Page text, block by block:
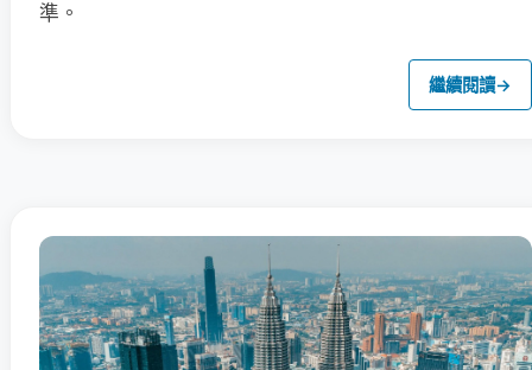
準。
繼續閱讀→